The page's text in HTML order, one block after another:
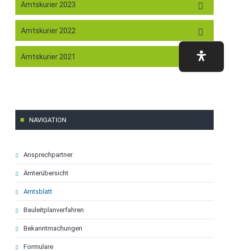
Amtskurier 2023
Amtskurier 2022
Amtskurier 2021
NAVIGATION
Navigation
überspringen
Ansprechpartner
Ämterübersicht
Amtsblatt
Bauleitplanverfahren
Bekanntmachungen
Formulare